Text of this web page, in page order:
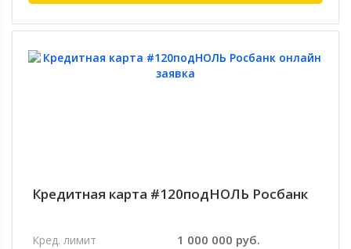
Кредитная карта #120подНОЛЬ Росбанк
Кред. лимит 1 000 000 руб.